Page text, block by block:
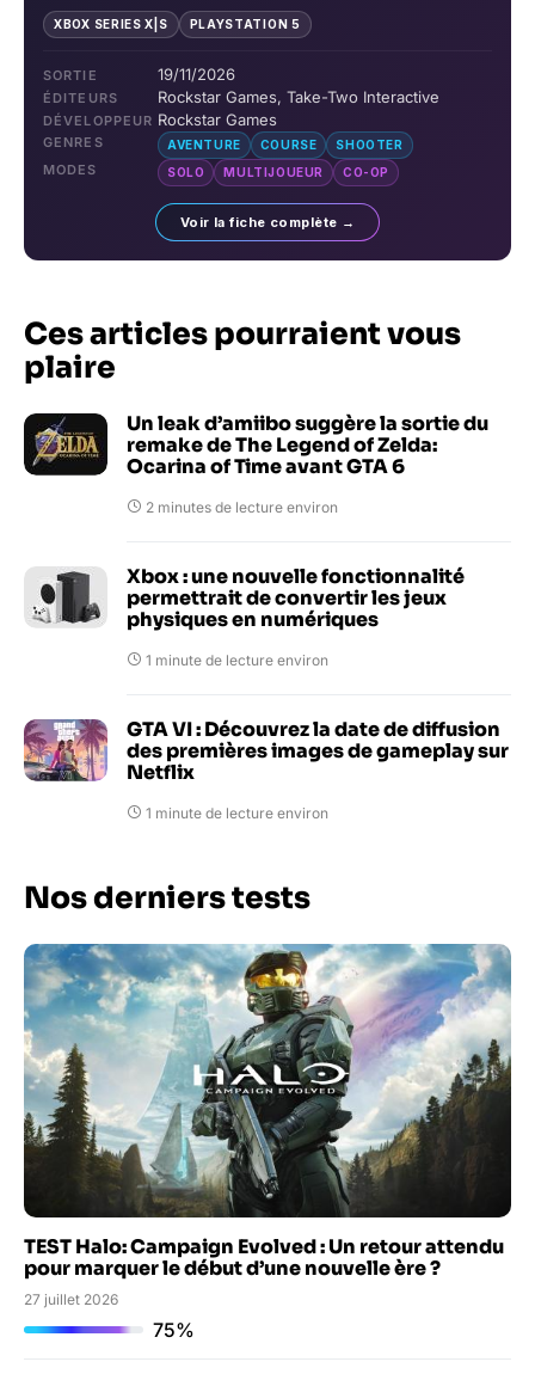
XBOX SERIES X|S PLAYSTATION 5
SORTIE 19/11/2026
ÉDITEURS Rockstar Games, Take-Two Interactive
DÉVELOPPEUR Rockstar Games
GENRES AVENTURE COURSE SHOOTER
MODES SOLO MULTIJOUEUR CO-OP
Voir la fiche complète →
Ces articles pourraient vous
plaire
Un leak d’amiibo suggère la sortie du
remake de The Legend of Zelda:
Ocarina of Time avant GTA 6
2 minutes de lecture environ
Xbox : une nouvelle fonctionnalité
permettrait de convertir les jeux
physiques en numériques
1 minute de lecture environ
GTA VI : Découvrez la date de diffusion
des premières images de gameplay sur
Netflix
1 minute de lecture environ
Nos derniers tests
TEST Halo: Campaign Evolved : Un retour attendu
pour marquer le début d’une nouvelle ère ?
27 juillet 2026
75%